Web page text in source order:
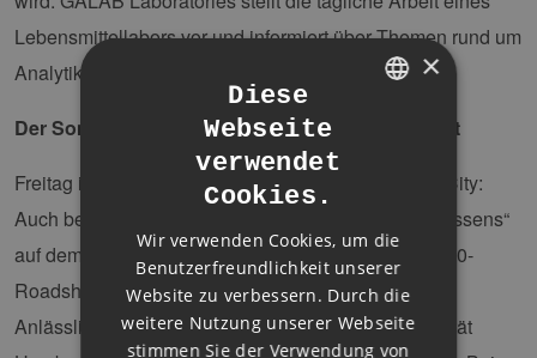
Lebensmittellabors vor und informiert über Themen rund um
Analytik und Energiemanagement.
Der Sommer des Wissens auf dem Rathausmarkt
Freitag in Bergedorf – Samstag schon in Hamburg-City:
Auch bei den Veranstaltungen des „Sommer des Wissens“
auf dem Rathausmarkt ist das CC4E mit der NEW 4.0-
Roadshow vertreten (Sa., 9-20 Uhr; So., 11-17 Uhr).
Anlässlich des 100-jährigen Jubiläums der Universität
×
Diese
Webseite
verwendet
Cookies.
Wir verwenden Cookies, um die
Benutzerfreundlichkeit unserer
Website zu verbessern. Durch die
weitere Nutzung unserer Webseite
stimmen Sie der Verwendung von